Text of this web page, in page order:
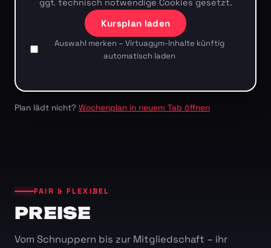
ggf. technisch notwendige Cookies gesetzt.
Kursplan laden
Auswahl merken – Virtuagym-Inhalte künftig
automatisch laden
Plan lädt nicht? Wochenplan in neuem Tab öffnen
FAIR & FLEXIBEL
PREISE
Vom Schnuppern bis zur Mitgliedschaft – ihr